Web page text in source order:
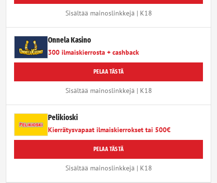
Sisältää mainoslinkkejä | K18
Onnela Kasino
300 ilmaiskierrosta + cashback
PELAA TÄSTÄ
Sisältää mainoslinkkejä | K18
Pelikioski
Kierrätysvapaat ilmaiskierrokset tai 500€
PELAA TÄSTÄ
Sisältää mainoslinkkejä | K18